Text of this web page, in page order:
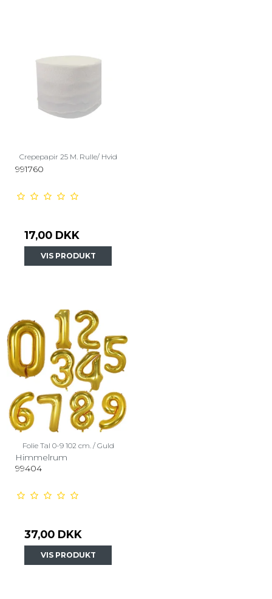
Crepepapir 25 M. Rulle/ Hvid
991760
17,00 DKK
VIS PRODUKT
Folie Tal 0-9 102 cm. / Guld
Himmelrum
99404
37,00 DKK
VIS PRODUKT